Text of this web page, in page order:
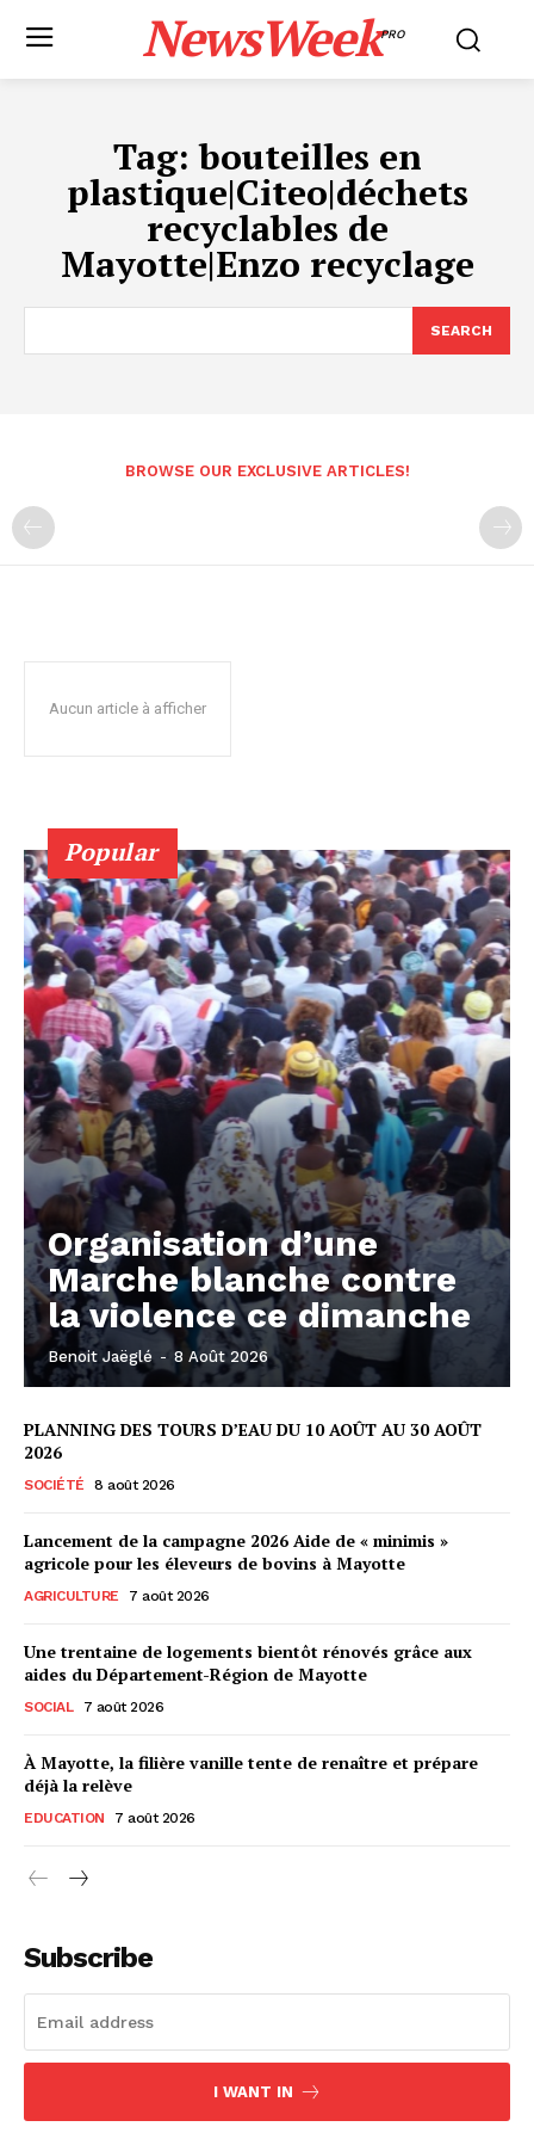
NewsWeekPRO
Tag:bouteilles en
plastique|Citeo|déchets
recyclables de
Mayotte|Enzo recyclage
SEARCH
BROWSE OUR EXCLUSIVE ARTICLES!
Aucun article à afficher
Popular
Organisation d’une
Marche blanche contre
la violence ce dimanche
Benoit Jaëglé - 8 Août 2026
PLANNING DES TOURS D’EAU DU 10 AOÛT AU 30 AOÛT
2026
SOCIÉTÉ 8 août 2026
Lancement de la campagne 2026 Aide de « minimis »
agricole pour les éleveurs de bovins à Mayotte
AGRICULTURE 7 août 2026
Une trentaine de logements bientôt rénovés grâce aux
aides du Département-Région de Mayotte
SOCIAL 7 août 2026
À Mayotte, la filière vanille tente de renaître et prépare
déjà la relève
EDUCATION 7 août 2026
Subscribe
I WANT IN